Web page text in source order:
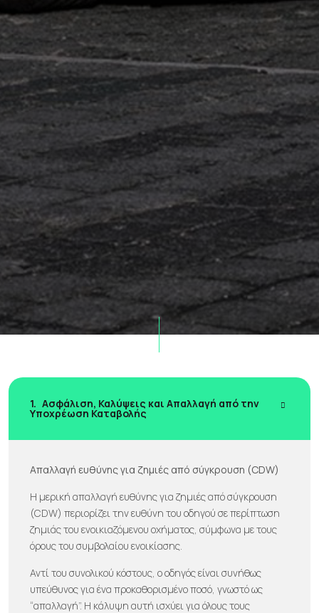
1. Ασφάλιση, Καλύψεις και Απαλλαγή από την
Υποχρέωση Καταβολής
Απαλλαγή ευθύνης για ζημιές από σύγκρουση (CDW)
Η μερική απαλλαγή ευθύνης για ζημιές από σύγκρουση
(CDW) περιορίζει την ευθύνη του οδηγού σε περίπτωση
ζημιάς του ενοικιαζόμενου οχήματος, σύμφωνα με τους
όρους του συμβολαίου ενοικίασης.
Αντί του συνολικού κόστους, ο οδηγός είναι συνήθως
υπεύθυνος για ένα προκαθορισμένο ποσό, γνωστό ως
“απαλλαγή”. Η κάλυψη αυτή ισχύει για όλους τους